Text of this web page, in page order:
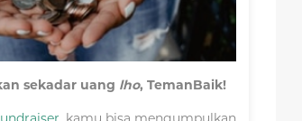
sekadar uang lho, TemanBaik!